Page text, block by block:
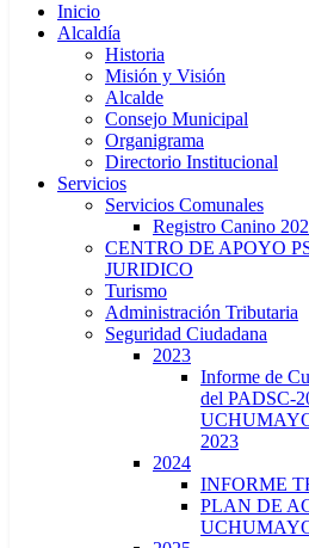
Inicio
Alcaldía
Historia
Misión y Visión
Alcalde
Consejo Municipal
Organigrama
Directorio Institucional
Servicios
Servicios Comunales
Registro Canino
CENTRO DE APOYO
JURIDICO
Turismo
Administración Tributaria
Seguridad Ciudadana
2023
Informe de
del PADSC-
2023
2024
INFORME
PLAN DE